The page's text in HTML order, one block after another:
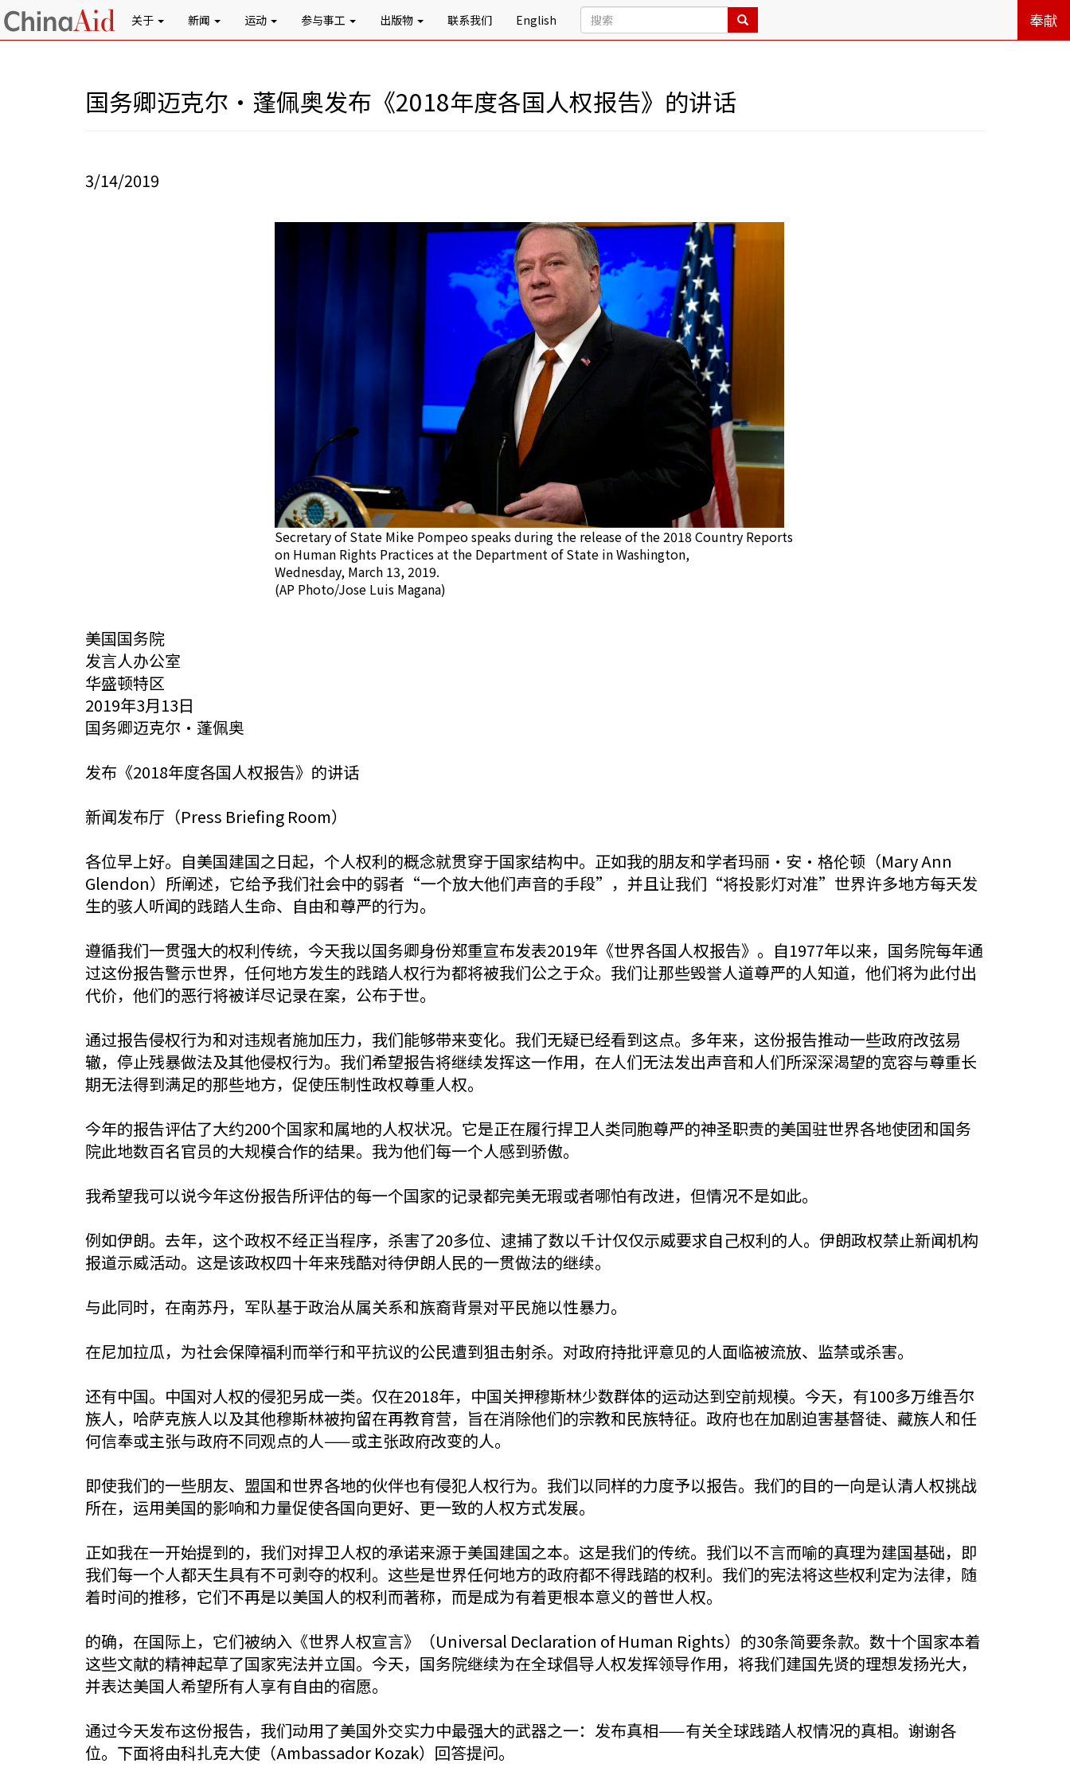
关于 新闻 运动 参与事工 出版物 联系我们 English 奉献
国务卿迈克尔·蓬佩奥发布《2018年度各国人权报告》的讲话
3/14/2019
Secretary of State Mike Pompeo speaks during the release of the 2018 Country Reports
on Human Rights Practices at the Department of State in Washington,
Wednesday, March 13, 2019.
(AP Photo/Jose Luis Magana)
美国国务院
发言人办公室
华盛顿特区
2019年3月13日
国务卿迈克尔·蓬佩奥
发布《2018年度各国人权报告》的讲话
新闻发布厅（Press Briefing Room）
各位早上好。自美国建国之日起，个人权利的概念就贯穿于国家结构中。正如我的朋友和学者玛丽·安·格伦顿（Mary Ann
Glendon）所阐述，它给予我们社会中的弱者“一个放大他们声音的手段”，并且让我们“将投影灯对准”世界许多地方每天发
生的骇人听闻的践踏人生命、自由和尊严的行为。
遵循我们一贯强大的权利传统，今天我以国务卿身份郑重宣布发表2019年《世界各国人权报告》。自1977年以来，国务院每年通
过这份报告警示世界，任何地方发生的践踏人权行为都将被我们公之于众。我们让那些毁誉人道尊严的人知道，他们将为此付出
代价，他们的恶行将被详尽记录在案，公布于世。
通过报告侵权行为和对违规者施加压力，我们能够带来变化。我们无疑已经看到这点。多年来，这份报告推动一些政府改弦易
辙，停止残暴做法及其他侵权行为。我们希望报告将继续发挥这一作用，在人们无法发出声音和人们所深深渴望的宽容与尊重长
期无法得到满足的那些地方，促使压制性政权尊重人权。
今年的报告评估了大约200个国家和属地的人权状况。它是正在履行捍卫人类同胞尊严的神圣职责的美国驻世界各地使团和国务
院此地数百名官员的大规模合作的结果。我为他们每一个人感到骄傲。
我希望我可以说今年这份报告所评估的每一个国家的记录都完美无瑕或者哪怕有改进，但情况不是如此。
例如伊朗。去年，这个政权不经正当程序，杀害了20多位、逮捕了数以千计仅仅示威要求自己权利的人。伊朗政权禁止新闻机构
报道示威活动。这是该政权四十年来残酷对待伊朗人民的一贯做法的继续。
与此同时，在南苏丹，军队基于政治从属关系和族裔背景对平民施以性暴力。
在尼加拉瓜，为社会保障福利而举行和平抗议的公民遭到狙击射杀。对政府持批评意见的人面临被流放、监禁或杀害。
还有中国。中国对人权的侵犯另成一类。仅在2018年，中国关押穆斯林少数群体的运动达到空前规模。今天，有100多万维吾尔
族人，哈萨克族人以及其他穆斯林被拘留在再教育营，旨在消除他们的宗教和民族特征。政府也在加剧迫害基督徒、藏族人和任
何信奉或主张与政府不同观点的人——或主张政府改变的人。
即使我们的一些朋友、盟国和世界各地的伙伴也有侵犯人权行为。我们以同样的力度予以报告。我们的目的一向是认清人权挑战
所在，运用美国的影响和力量促使各国向更好、更一致的人权方式发展。
正如我在一开始提到的，我们对捍卫人权的承诺来源于美国建国之本。这是我们的传统。我们以不言而喻的真理为建国基础，即
我们每一个人都天生具有不可剥夺的权利。这些是世界任何地方的政府都不得践踏的权利。我们的宪法将这些权利定为法律，随
着时间的推移，它们不再是以美国人的权利而著称，而是成为有着更根本意义的普世人权。
的确，在国际上，它们被纳入《世界人权宣言》（Universal Declaration of Human Rights）的30条简要条款。数十个国家本着
这些文献的精神起草了国家宪法并立国。今天，国务院继续为在全球倡导人权发挥领导作用，将我们建国先贤的理想发扬光大，
并表达美国人希望所有人享有自由的宿愿。
通过今天发布这份报告，我们动用了美国外交实力中最强大的武器之一：发布真相——有关全球践踏人权情况的真相。谢谢各
位。下面将由科扎克大使（Ambassador Kozak）回答提问。